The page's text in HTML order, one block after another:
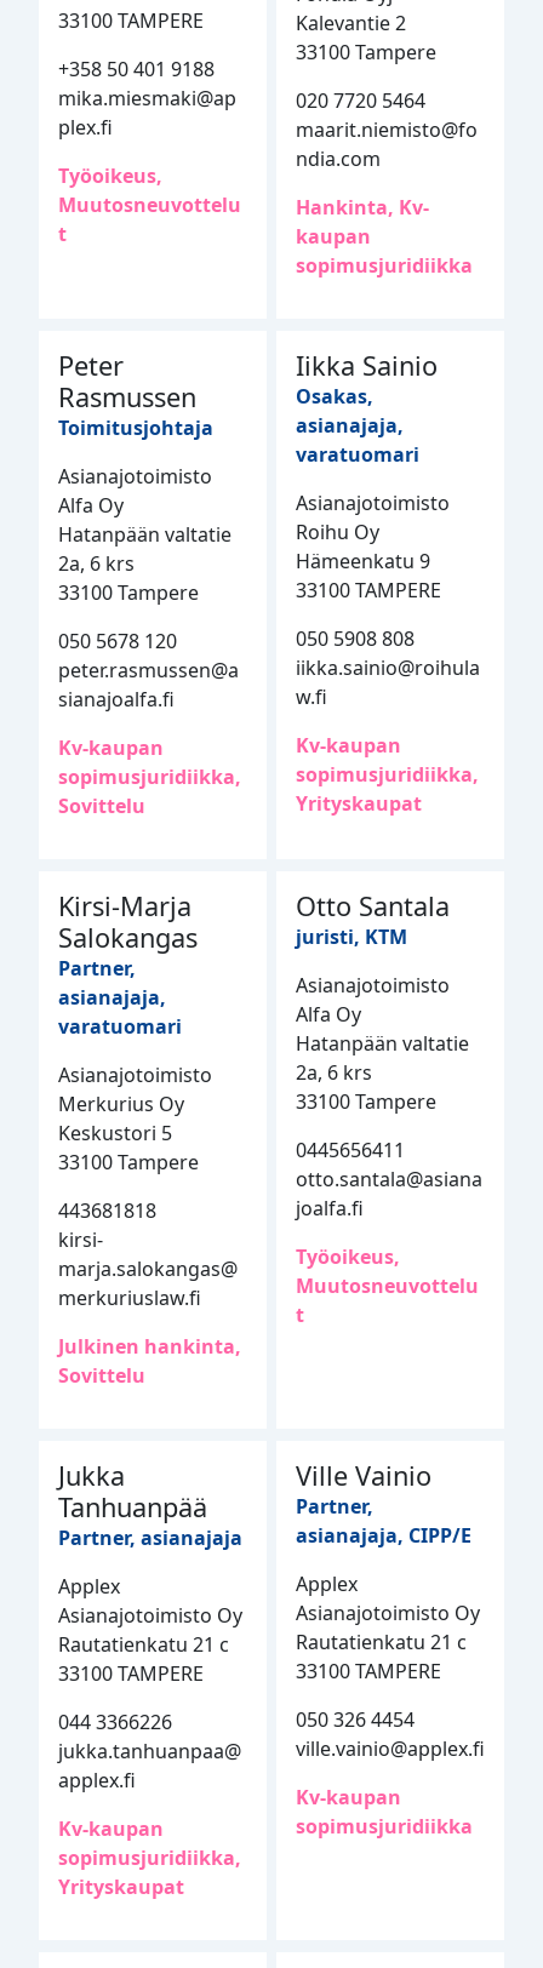
33100 TAMPERE
+358 50 401 9188
mika.miesmaki@ap
plex.fi
Työoikeus,
Muutosneuvottelu
t
Kalevantie 2
33100 Tampere
020 7720 5464
maarit.niemisto@fo
ndia.com
Hankinta, Kv-
kaupan
sopimusjuridiikka
Peter
Rasmussen
Toimitusjohtaja
Asianajotoimisto
Alfa Oy
Hatanpään valtatie
2a, 6 krs
33100 Tampere
050 5678 120
peter.rasmussen@a
sianajoalfa.fi
Kv-kaupan
sopimusjuridiikka,
Sovittelu
Iikka Sainio
Osakas,
asianajaja,
varatuomari
Asianajotoimisto
Roihu Oy
Hämeenkatu 9
33100 TAMPERE
050 5908 808
iikka.sainio@roihula
w.fi
Kv-kaupan
sopimusjuridiikka,
Yrityskaupat
Kirsi-Marja
Salokangas
Partner,
asianajaja,
varatuomari
Asianajotoimisto
Merkurius Oy
Keskustori 5
33100 Tampere
443681818
kirsi-
marja.salokangas@
merkuriuslaw.fi
Julkinen hankinta,
Sovittelu
Otto Santala
juristi, KTM
Asianajotoimisto
Alfa Oy
Hatanpään valtatie
2a, 6 krs
33100 Tampere
0445656411
otto.santala@asiana
joalfa.fi
Työoikeus,
Muutosneuvottelu
t
Jukka
Tanhuanpää
Partner, asianajaja
Applex
Asianajotoimisto Oy
Rautatienkatu 21 c
33100 TAMPERE
044 3366226
jukka.tanhuanpaa@
applex.fi
Kv-kaupan
sopimusjuridiikka,
Yrityskaupat
Ville Vainio
Partner,
asianajaja, CIPP/E
Applex
Asianajotoimisto Oy
Rautatienkatu 21 c
33100 TAMPERE
050 326 4454
ville.vainio@applex.fi
Kv-kaupan
sopimusjuridiikka